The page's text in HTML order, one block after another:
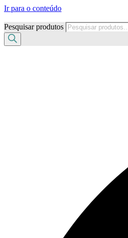
Ir para o conteúdo
Pesquisar produtos